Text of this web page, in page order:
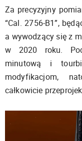
Za precyzyjny
“Cal. 2756-B1”,
a wywodzący się z
w 2020 roku.
minutową i
modyfikacjom,
całkowicie